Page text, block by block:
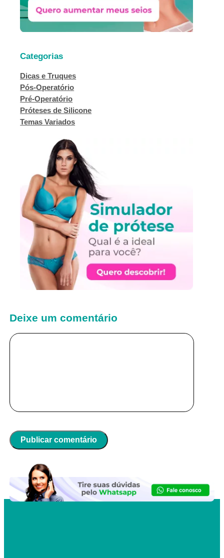
Categorias
Dicas e Truques
Pós-Operatório
Pré-Operatório
Próteses de Silicone
Temas Variados
Deixe um comentário